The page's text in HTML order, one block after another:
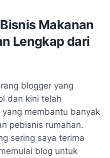
Makanan
Lengkap dari
blogger yang
dan kini telah
membantu banyak
pebisnis rumahan.
sering saya terima
blog untuk